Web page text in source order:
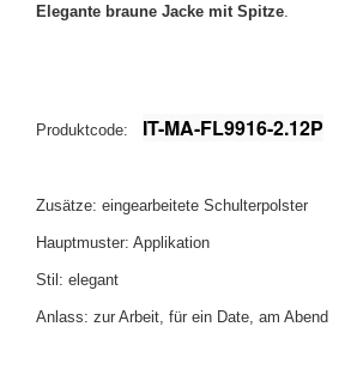
Elegante braune Jacke mit Spitze
Produktcode: IT-MA-FL9916-2.12P
Zusätze: eingearbeitete Schulterpolster
Hauptmuster: Applikation
Stil: elegant
Anlass: zur Arbeit, für ein Date, am Abend